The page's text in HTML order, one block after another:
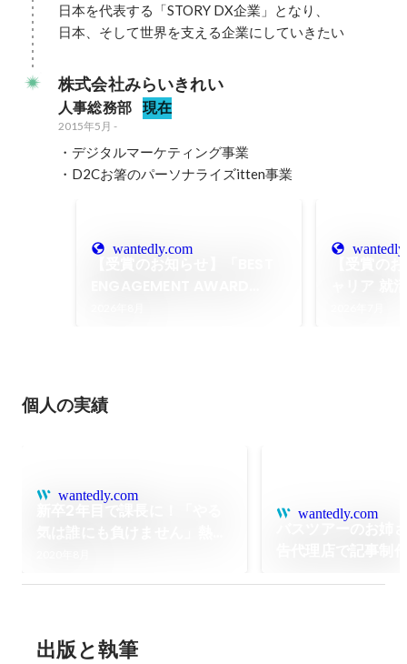
日本を代表する「STORY DX企業」となり、
日本、そして世界を支える企業にしていきたい
株式会社みらいきれい
人事総務部 現在
2015年5月 -
・デジタルマーケティング事業
・D2Cお箸のパーソナライズitten事業
wantedly.com
個人の実績
wantedly.com
wantedly.com
出版と執筆